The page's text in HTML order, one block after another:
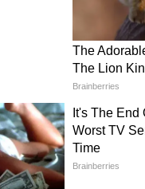
बच्चों के कमरे के लिए
और आरामदायक